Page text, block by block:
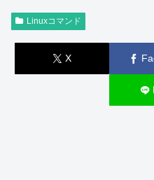
Linuxコマンド
X